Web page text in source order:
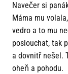
Navečer si
Máma mu
vedro a to mu
poslouchat, tak
a dovnitř nešel.
oheň a pohodu.